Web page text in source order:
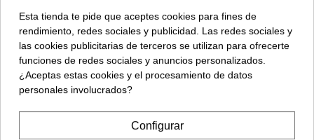
MOC3021
Comprar
Esta tienda te pide que aceptes cookies para fines de
rendimiento, redes sociales y publicidad. Las redes sociales y
las cookies publicitarias de terceros se utilizan para ofrecerte
funciones de redes sociales y anuncios personalizados.
¿Aceptas estas cookies y el procesamiento de datos
personales involucrados?
Configurar